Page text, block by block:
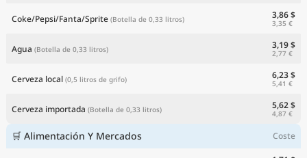
Coke/Pepsi/Fanta/Sprite (Botella de 0,33 litros) 3,86 $
3,35 €
Agua (Botella de 0,33 litros) 3,19 $
2,77 €
Cerveza local (0,5 litros de grifo) 6,23 $
5,41 €
Cerveza importada (Botella de 0,33 litros) 5,62 $
4,87 €
🛒 Alimentación Y Mercados Coste